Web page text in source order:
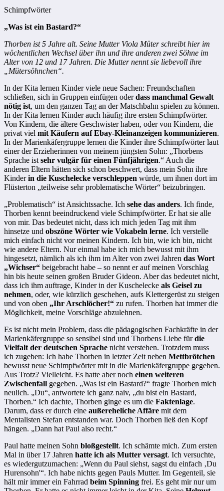
Schimpfwörter
„Was ist ein Bastard?“
Thorben ist 5 Jahre alt. Seine Mutter Viola Müter schreibt hier im
wöchentlichen Wechsel über ihn und ihre anderen zwei Söhne im
Alter von 12 und 17 Jahren. Die Mutter nennt sie liebevoll ihre
„Mütersöhnchen“.
In der Kita lernen Kinder viele neue Sachen: Freundschaften
schließen, sich in Gruppen einfügen oderdass manchmal Gewalt
nötig ist, um den ganzen Tag an der Matschbahn spielen zu können.
In der Kita lernen Kinder auch häufig ihre ersten Schimpfwörter.
Von Kindern, die ältere Geschwister haben, oder von Kindern, die
privat viel mit Käufern auf Ebay-Kleinanzeigen kommunizieren.
In der Marienkäfergruppe lernen die Kinder ihre Schimpfwörter laut
einer der Erzieherinnen von meinem jüngsten Sohn: „Thorbens
Sprache ist sehr vulgär für einen Fünfjährigen.“ Auch die
anderen Eltern hätten sich schon beschwert, dass mein Sohn ihre
Kinderin die Kuschelecke verschleppen würde, um ihnen dort im
Flüsterton „teilweise sehr problematische Wörter“ beizubringen.
„Problematisch“ ist Ansichtssache. Ich sehe das anders. Ich finde,
Thorben kennt beeindruckend viele Schimpfwörter. Er hat sie alle
von mir. Das bedeutet nicht, dass ich mich jeden Tag mit ihm
hinsetze und obszöne Wörter wie Vokabeln lerne. Ich verstelle
mich einfach nicht vor meinen Kindern. Ich bin, wie ich bin, nicht
wie andere Eltern. Nur einmal habe ich mich bewusst mit ihm
hingesetzt, nämlich als ich ihm im Alter von zwei Jahren das Wort
„Wichser“ beigebracht habe – so nennt er auf meinen Vorschlag
hin bis heute seinen großen Bruder Gideon. Aber das bedeutet nicht,
dass ich ihm auftrage, Kinder in der Kuschelecke als Geisel zu
nehmen, oder, wie kürzlich geschehen, aufs Klettergerüst zu steigen
und von oben „Ihr Arschlöcher!“ zu rufen. Thorben hat immer die
Möglichkeit, meine Vorschläge abzulehnen.
Es ist nicht mein Problem, dass die pädagogischen Fachkräfte in der
Marienkäfergruppe so sensibel sind und Thorbens Liebe fürdie
Vielfalt der deutschen Sprache nicht verstehen. Trotzdem muss
ich zugeben: Ich habe Thorben in letzter Zeit neben Mettbrötchen
bewusst neue Schimpfwörter mit in die Marienkäfergruppe gegeben.
Aus Trotz? Vielleicht. Es hatte aber noch einen weiteren
Zwischenfall gegeben. „Was ist ein Bastard?“ fragte Thorben mich
neulich. „Du“, antwortete ich ganz naiv, „du bist ein Bastard,
Thorben.“ Ich dachte, Thorben ginge es um die Faktenlage.
Darum, dass er durch eine außereheliche Affäre mit dem
Mentalisten Stefan entstanden war. Doch Thorben ließ den Kopf
hängen. „Dann hat Paul also recht.“
Paul hatte meinen Sohn bloßgestellt. Ich schämte mich. Zum ersten
Mal in über 17 Jahren hatte ich als Mutter versagt. Ich versuchte,
es wiedergutzumachen: „Wenn du Paul siehst, sagst du einfach ‚Du
Hurensohn'“. Ich habe nichts gegen Pauls Mutter. Im Gegenteil, sie
hält mir immer ein Fahrrad beim Spinning frei. Es geht mir nur um